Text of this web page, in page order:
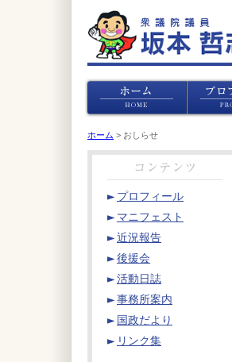
ホーム > おしらせ
プロフィール
マニフェスト
近況報告
後援会
活動日誌
事務所案内
国政だより
リンク集